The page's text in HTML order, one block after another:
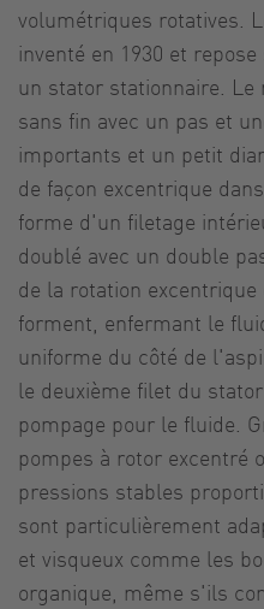
volumétriques rotatives.
inventé en 1930 et
un stator stationnaire.
sans fin avec un pas et
importants et un petit
de façon excentrique
forme d'un filetage
doublé avec un double
de la rotation
forment, enfermant le
uniforme du côté de
le deuxième filet du
pompage pour le fluide.
pompes à rotor excentré
pressions stables
sont particulièrement
et visqueux comme les
organique, même s'ils